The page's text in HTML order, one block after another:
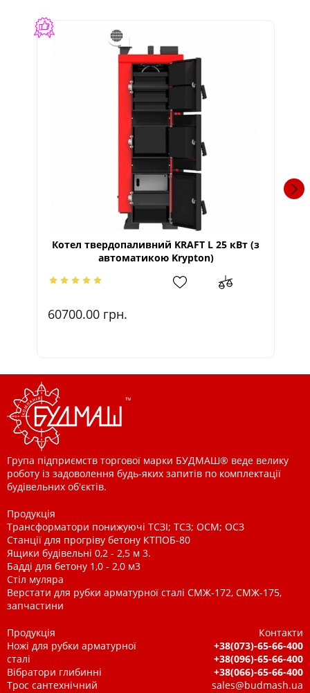
Котел твердопаливний KRAFT L 25 кВт (з
автоматикою Krypton)
60700.00 грн.
Група підприємств торгової марки БУДМАШ® веде велику
роботу із задоволення будь-яких запитів по комплектації
будівельних об'єктів.
Продукція
Трансформатори понижуючі ТСЗІ; ТСЗ; ОСМ; ОСЗ
Станції для прогріву бетону КТПОБ-80
Ящики будівельні 0,2 - 2,5 м 3.
Бадді для бетону 1,0 - 2,0 м3
Стіл муляра
Верстати для рубки арматурної сталі СМЖ-172, СМЖ-175,
запчастини
Продукція
Ножі для рубки арматурної
сталі
Вібратори глибинні
Трос сантехнічний
Контакти
+38(073)-65-66-400
+38(096)-65-66-400
+38(066)-65-66-400
sales@budmash.ua